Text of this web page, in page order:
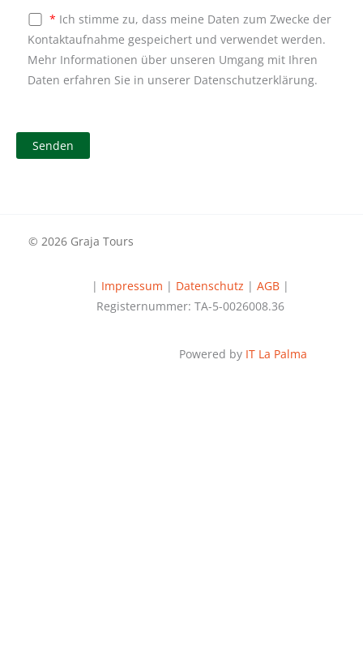
* Ich stimme zu, dass meine Daten zum Zwecke der
Kontaktaufnahme gespeichert und verwendet werden.
Mehr Informationen über unseren Umgang mit Ihren
Daten erfahren Sie in unserer Datenschutzerklärung.
© 2026 Graja Tours
| Impressum | Datenschutz | AGB |
Registernummer: TA-5-0026008.36
Powered by IT La Palma